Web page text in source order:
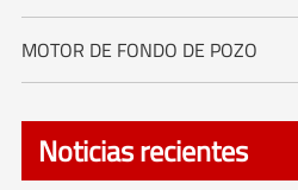
MOTOR DE FONDO DE POZO
Noticias recientes